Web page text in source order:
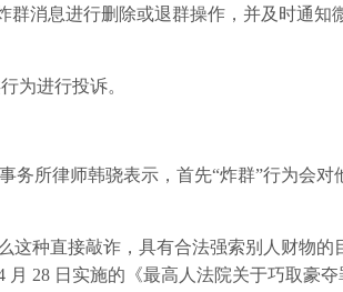
消息进行删除或退群操作，并及时通知
为进行投诉。
所律师韩骁表示，首先“炸群”行为会对
种直接敲诈，具有合法强索别人财物的
28 日实施的《最高人法院关于巧取豪